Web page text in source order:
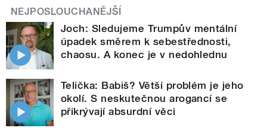
NEJPOSLOUCHANĚJŠÍ
Joch: Sledujeme Trumpův mentální
úpadek směrem k sebestřednosti,
chaosu. A konec je v nedohlednu
Telička: Babiš? Větší problém je jeho
okolí. S neskutečnou arogancí se
přikrývají absurdní věci